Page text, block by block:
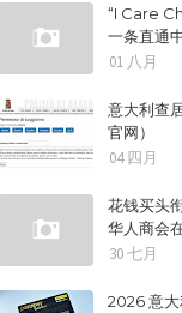
“I Care
一条直通
01 八月
意大利查
官网）
04 四月
花钱买头
华人商会
30 七月
2026 意